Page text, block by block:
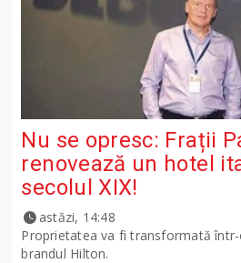
Nu se opresc: Frații
renovează un hotel
secolul XIX!
astăzi, 14:48
Proprietatea va fi transformată
brandul Hilton.